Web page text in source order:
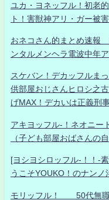
ユカ・ヨネッフル！初老
ト！害獣神アリ・ガー被
おネコさん的まとめ速報
ンタルメンヘラ電波中年
スケバン！デカッフルま
供部屋おじさんヒロシ之
げMAX！デカいは正義刑
アキヨッフル-！ネオニー
（子ども部屋おばさんの
[ヨシヨシロッフル-！！-
うこそYOUKO！のナン
モリッフル！ 50代無職